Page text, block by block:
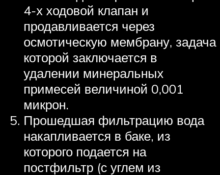
4-х ходовой клапан и
продавливается через
осмотическую мембрану, задача
которой заключается в
удалении минеральных
примесей величиной 0,001
микрон.
Прошедшая фильтрацию вода
накапливается в баке, из
которого подается на
постфильтр (с углем из